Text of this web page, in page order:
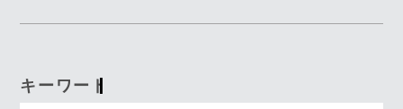
キーワード入力で探す